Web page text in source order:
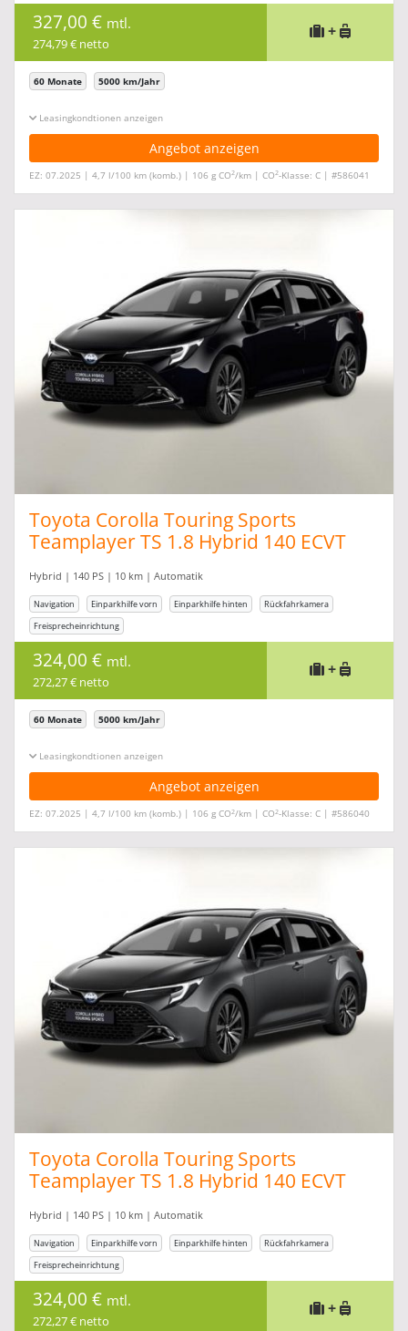
327,00 € mtl.
274,79 € netto
+
60 Monate 5000 km/Jahr
Leasingkonditionen ein-/ausblenden
Angebot anzeigen
EZ: 07.2025 | 4,7 l/100 km (komb.) | 106 g CO2/km | CO2-Klasse: C | #586041
Toyota Corolla Touring Sports
Teamplayer TS 1.8 Hybrid 140 ECVT
Hybrid | 140 PS | 10 km | Automatik
Navigation Einparkhilfe vorn Einparkhilfe hinten
Rückfahrkamera
Freisprecheinrichtung
324,00 € mtl.
272,27 € netto
+
60 Monate 5000 km/Jahr
Leasingkonditionen ein-/ausblenden
Angebot anzeigen
EZ: 07.2025 | 4,7 l/100 km (komb.) | 106 g CO2/km | CO2-Klasse: C | #586040
Toyota Corolla Touring Sports
Teamplayer TS 1.8 Hybrid 140 ECVT
Hybrid | 140 PS | 10 km | Automatik
Navigation Einparkhilfe vorn Einparkhilfe hinten
Rückfahrkamera
Freisprecheinrichtung
324,00 € mtl.
272,27 € netto
+